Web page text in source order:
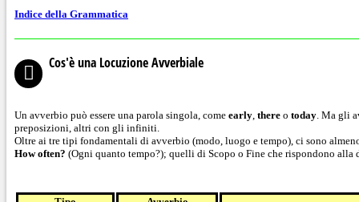
Indice della Grammatica
Cos'è una Locuzione Avverbiale
Un avverbio può essere una parola singola, come early, there o today. Ma gli
preposizioni, altri con gli infiniti.
Oltre ai tre tipi fondamentali di avverbio (modo, luogo e tempo), ci sono
How often? (Ogni quanto tempo?); quelli di Scopo o Fine che rispondono alla